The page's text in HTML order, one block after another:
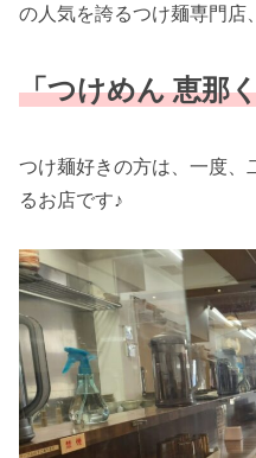
の人気を誇るつけ麺専門店、
「つけめん 恵那
つけ麺好きの方は、一度、
るお店です♪